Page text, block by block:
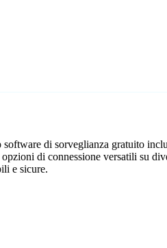
di sorveglianza gratuito
di connessione versatili su
e sicure.